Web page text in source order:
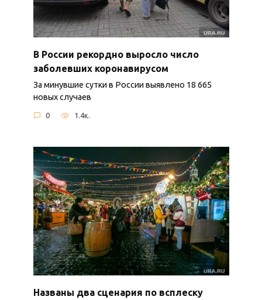
В России рекордно выросло число
заболевших коронавирусом
За минувшие сутки в России выявлено 18 665
новых случаев
0 1.4к.
Названы два сценария по всплеску